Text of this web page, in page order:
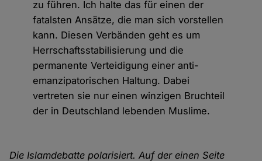
zu führen. Ich halte das für einen der
fatalsten Ansätze, die man sich vorstellen
kann. Diesen Verbänden geht es um
Herrschaftsstabilisierung und die
permanente Verteidigung einer anti-
emanzipatorischen Haltung. Dabei
vertreten sie nur einen winzigen Bruchteil
der in Deutschland lebenden Muslime.
Die Islamdebatte polarisiert. Auf der einen Seite